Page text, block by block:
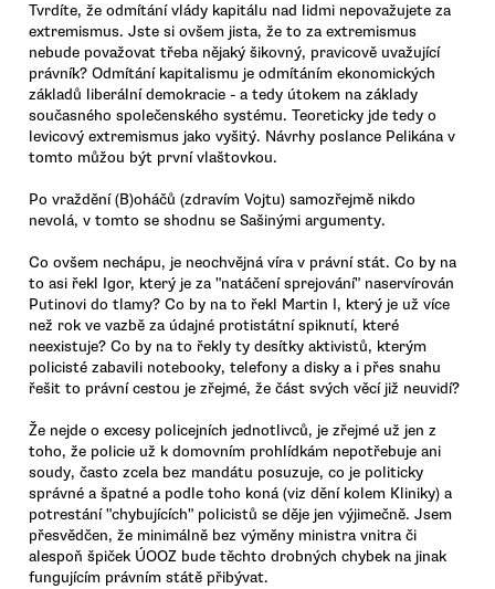
Tvrdíte, že odmítání vlády kapitálu nad lidmi nepovažujete za
extremismus. Jste si ovšem jista, že to za extremismus
nebude považovat třeba nějaký šikovný, pravicově uvažující
právník? Odmítání kapitalismu je odmítáním ekonomických
základů liberální demokracie - a tedy útokem na základy
současného společenského systému. Teoreticky jde tedy o
levicový extremismus jako vyšitý. Návrhy poslance Pelikána v
tomto můžou být první vlaštovkou.
Po vraždění (B)oháčů (zdravím Vojtu) samozřejmě nikdo
nevolá, v tomto se shodnu se Sašinými argumenty.
Co ovšem nechápu, je neochvějná víra v právní stát. Co by na
to asi řekl Igor, který je za "natáčení sprejování" naservírován
Putinovi do tlamy? Co by na to řekl Martin I, který je už více
než rok ve vazbě za údajné protistátní spiknutí, které
neexistuje? Co by na to řekly ty desítky aktivistů, kterým
policisté zabavili notebooky, telefony a disky a i přes snahu
řešit to právní cestou je zřejmé, že část svých věcí již neuvidí?
Že nejde o excesy policejních jednotlivců, je zřejmé už jen z
toho, že policie už k domovním prohlídkám nepotřebuje ani
soudy, často zcela bez mandátu posuzuje, co je politicky
správné a špatné a podle toho koná (viz dění kolem Kliniky) a
potrestání "chybujících" policistů se děje jen výjimečně. Jsem
přesvědčen, že minimálně bez výměny ministra vnitra či
alespoň špiček ÚOOZ bude těchto drobných chybek na jinak
fungujícím právním státě přibývat.